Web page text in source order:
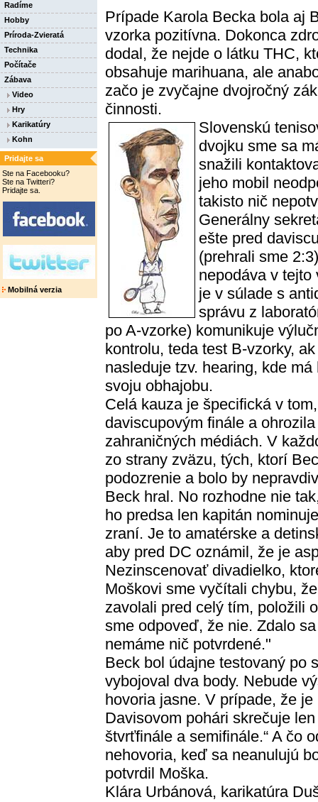
Radíme
Hobby
Príroda-Zvieratá
Technika
Počítače
Zábava
Video
Hry
Karikatúry
Kohn
Pridajte sa
Ste na Facebooku?
Ste na Twitteri?
Pridajte sa.
Mobilná verzia
Prípade Karola Becka bola aj
vzorka pozitívna. Dokonca
dodal, že nejde o látku THC,
obsahuje marihuana, ale
začo je zvyčajne dvojročný
činnosti.
Slovenskú
dvojku sme sa
snažili
jeho mobil
takisto nič
Generálny
ešte pred
(prehrali sme
nepodáva v tejto
je v súlade s
správu z
po A-vzorke) komunikuje
kontrolu, teda test B-vzorky,
nasleduje tzv. hearing, kde
svoju obhajobu.
Celá kauza je špecifická v
daviscupovým finále a
zahraničných médiách. V
zo strany zväzu, tých, ktorí
podozrenie a bolo by
Beck hral. No rozhodne nie
ho predsa len kapitán
zraní. Je to amatérske a
aby pred DC oznámil, že je
Nezinscenovať divadielko,
Moškovi sme vyčítali chybu,
zavolali pred celý tím, položili
sme odpoveď, že nie. Zdalo
nemáme nič potvrdené."
Beck bol údajne testovaný po
vybojoval dva body. Nebude
hovoria jasne. V prípade, že
Davisovom pohári skrečuje
štvrťfinále a semifinále.“ A čo
nehovoria, keď sa neanulujú
potvrdil Moška.
Klára Urbánová, karikatúra